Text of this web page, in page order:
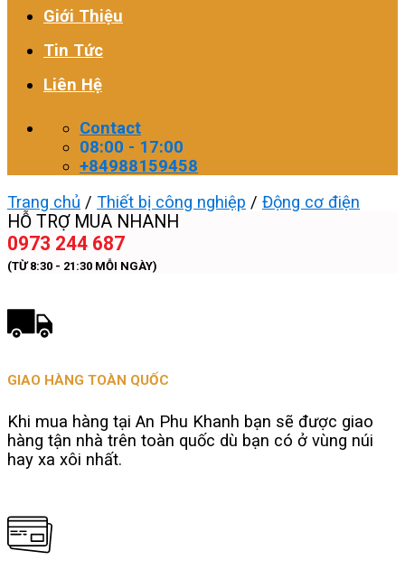
Giới Thiệu
Tin Tức
Liên Hệ
Contact
08:00 - 17:00
+84988159458
Trang chủ / Thiết bị công nghiệp / Động cơ điện
HỖ TRỢ MUA NHANH
0973 244 687
(TỪ 8:30 - 21:30 MỖI NGÀY)
GIAO HÀNG TOÀN QUỐC
Khi mua hàng tại An Phu Khanh bạn sẽ được giao
hàng tận nhà trên toàn quốc dù bạn có ở vùng núi
hay xa xôi nhất.